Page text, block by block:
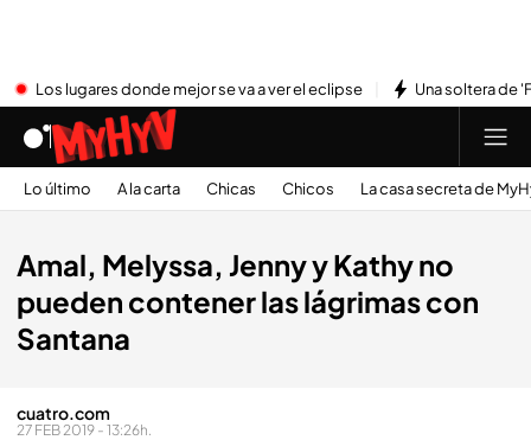
Los lugares donde mejor se va a ver el eclipse Una soltera de
Lo último A la carta Chicas Chicos La casa secreta de
Amal, Melyssa, Jenny y Kathy no
pueden contener las lágrimas con
Santana
cuatro.com
27 FEB 2019 - 13:26h.